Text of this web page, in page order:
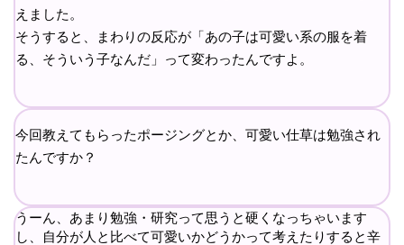
えました。
そうすると、まわりの反応が「あの子は可愛い系の服を着
る、そういう子なんだ」って変わったんですよ。
今回教えてもらったポージングとか、可愛い仕草は勉強され
たんですか？
うーん、あまり勉強・研究って思うと硬くなっちゃいます
し、自分が人と比べて可愛いかどうかって考えたりすると辛